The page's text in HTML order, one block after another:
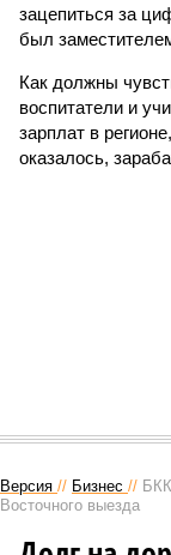
зацепиться за
был
Как должны
воспитатели и
зарплат в
оказалось,
Версия // Бизнес //
Восточного выезда